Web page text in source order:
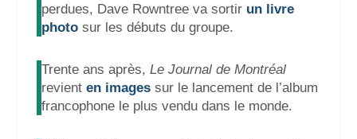
perdues, Dave Rowntree va sortir un livre
photo sur les débuts du groupe.
Trente ans après, Le Journal de Montréal
revient en imagessur le lancement de l’album
francophone le plus vendu dans le monde.